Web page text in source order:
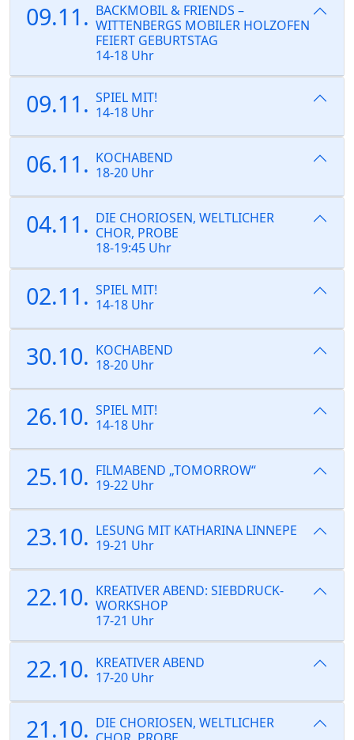
09.11. BACKMOBIL & FRIENDS –
WITTENBERGS MOBILER HOLZOFEN
FEIERT GEBURTSTAG
14-18 Uhr
09.11. SPIEL MIT!
14-18 Uhr
06.11. KOCHABEND
18-20 Uhr
04.11. DIE CHORIOSEN, WELTLICHER
CHOR, PROBE
18-19:45 Uhr
02.11. SPIEL MIT!
14-18 Uhr
30.10. KOCHABEND
18-20 Uhr
26.10. SPIEL MIT!
14-18 Uhr
25.10. FILMABEND „TOMORROW“
19-22 Uhr
23.10. LESUNG MIT KATHARINA LINNEPE
19-21 Uhr
22.10. KREATIVER ABEND: SIEBDRUCK-
WORKSHOP
17-21 Uhr
22.10. KREATIVER ABEND
17-20 Uhr
21.10. DIE CHORIOSEN, WELTLICHER